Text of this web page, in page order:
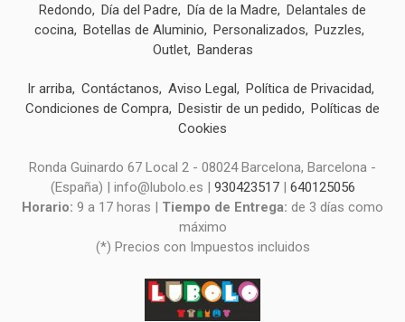
Redondo
Día del Padre Día de la Madre
Delantales de
cocina Botellas de Aluminio Personalizados
Puzzles
Outlet Banderas
Ir arriba Contáctanos Aviso Legal
Política de Privacidad
Condiciones de Compra Desistir de un pedido
Políticas de
Cookies
Ronda Guinardo 67 Local 2 - 08024 Barcelona, Barcelona -
(España) | info@lubolo.es | 930423517| 640125056
Horario: 9 a 17 horas | Tiempo de Entrega: de 3 días como
máximo
(*) Precios con Impuestos incluidos